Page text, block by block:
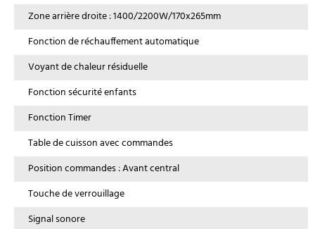
Zone arrière droite : 1400/2200W/170x265mm
Fonction de réchauffement automatique
Voyant de chaleur résiduelle
Fonction sécurité enfants
Fonction Timer
Table de cuisson avec commandes
Position commandes : Avant central
Touche de verrouillage
Signal sonore